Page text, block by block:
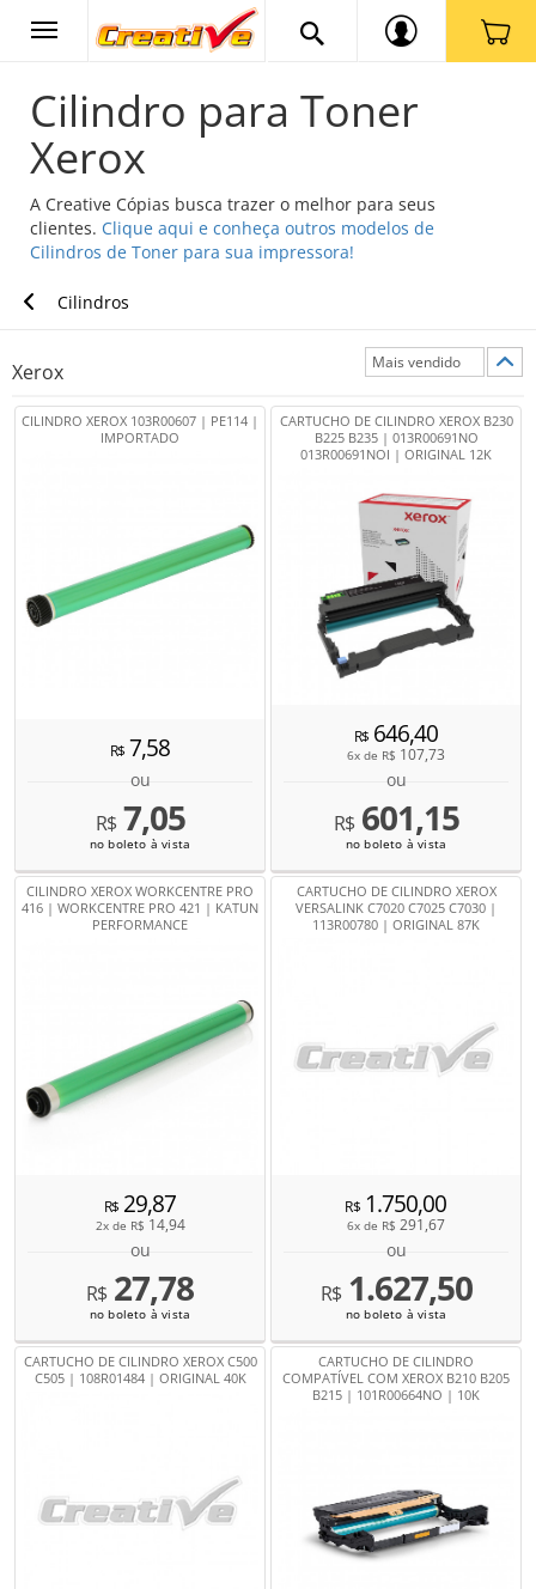
Cilindro para Toner
Xerox
A Creative Cópias busca trazer o melhor para seus
clientes. Clique aqui e conheça outros modelos de
Cilindros de Toner para sua impressora!
Cilindros
Xerox
CILINDRO XEROX 103R00607 | PE114 |
IMPORTADO
R$7,58
ou
R$7,05
no boleto à vista
CARTUCHO DE CILINDRO XEROX B230
B225 B235 | 013R00691NO
013R00691NOI | ORIGINAL 12K
R$646,40
6x de R$ 107,73
ou
R$601,15
no boleto à vista
CILINDRO XEROX WORKCENTRE PRO
416 | WORKCENTRE PRO 421 | KATUN
PERFORMANCE
R$29,87
2x de R$ 14,94
ou
R$ 27,78
no boleto à vista
CARTUCHO DE CILINDRO XEROX
VERSALINK C7020 C7025 C7030 |
113R00780 | ORIGINAL 87K
R$1.750,00
6x de R$ 291,67
ou
R$1.627,50
no boleto à vista
CARTUCHO DE CILINDRO XEROX C500
C505 | 108R01484 | ORIGINAL 40K
CARTUCHO DE CILINDRO
COMPATÍVEL COM XEROX B210 B205
B215 | 101R00664NO | 10K